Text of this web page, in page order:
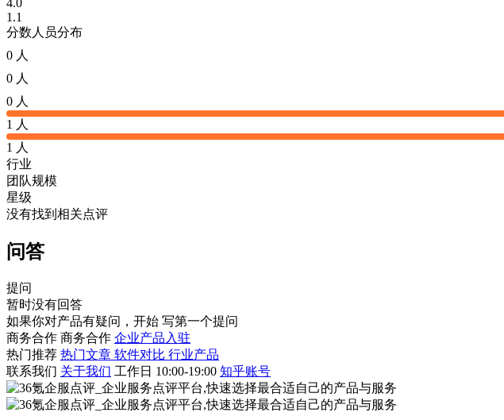
4.0
1.1
分数人员分布
0 人
0 人
0 人
1 人
1 人
行业
团队规模
星级
没有找到相关点评
问答
提问
暂时没有回答
如果你对产品有疑问，开始 写第一个提问
商务合作 商务合作 企业产品入驻
热门推荐 热门文章 软件对比 行业产品
联系我们 关于我们 工作日 10:00-19:00 知乎账号